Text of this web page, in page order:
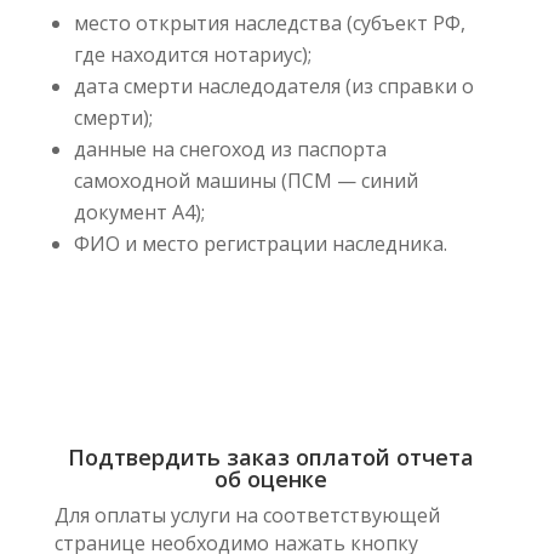
место открытия наследства (субъект РФ,
где находится нотариус);
дата смерти наследодателя (из справки о
смерти);
данные на снегоход из паспорта
самоходной машины (ПСМ — синий
документ А4);
ФИО и место регистрации наследника.
Подтвердить заказ оплатой отчета
об оценке
Для оплаты услуги на соответствующей
странице необходимо нажать кнопку